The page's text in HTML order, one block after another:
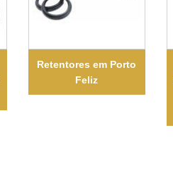
Retentores em Porto
Feliz